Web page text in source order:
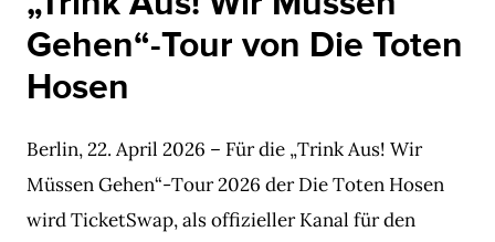
Gehen“-Tour von Die Toten
Hosen
Berlin, 22. April 2026 – Für die „Trink Aus! Wir
Müssen Gehen“-Tour 2026 der Die Toten Hosen
wird TicketSwap, als offizieller Kanal für den